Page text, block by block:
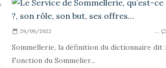
29/09/2022 …
Sommellerie, la définition du dictionnaire dit :
Fonction du Sommelier...